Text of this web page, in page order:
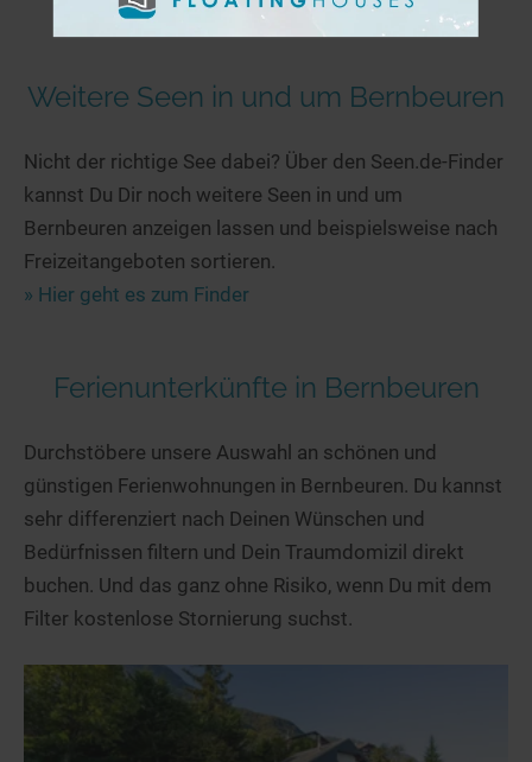
Weitere Seen in und um Bernbeuren
Nicht der richtige See dabei? Über den Seen.de-Finder
kannst Du Dir noch weitere Seen in und um
Bernbeuren anzeigen lassen und beispielsweise nach
Freizeitangeboten sortieren.
» Hier geht es zum Finder
Ferienunterkünfte in Bernbeuren
Durchstöbere unsere Auswahl an schönen und
günstigen Ferienwohnungen in Bernbeuren. Du kannst
sehr differenziert nach Deinen Wünschen und
Bedürfnissen filtern und Dein Traumdomizil direkt
buchen. Und das ganz ohne Risiko, wenn Du mit dem
Filter kostenlose Stornierung suchst.